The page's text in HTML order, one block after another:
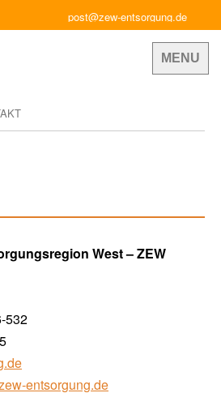
post@zew-entsorgung.de
MENU
West – ZEW
532
entsorgung.de